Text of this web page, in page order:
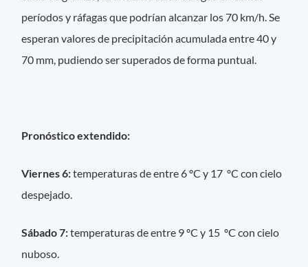
períodos y ráfagas que podrían alcanzar los 70 km/h. Se
esperan valores de precipitación acumulada entre 40 y
70 mm, pudiendo ser superados de forma puntual.
Pronóstico extendido:
Viernes 6:temperaturas de entre 6 ºC y 17 ºC con cielo
despejado.
Sábado 7:temperaturas de entre 9 ºC y 15 ºC con cielo
nuboso.